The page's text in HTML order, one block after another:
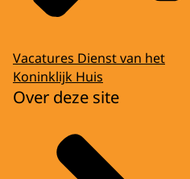
Vacatures Dienst van het
Koninklijk Huis
Over deze site